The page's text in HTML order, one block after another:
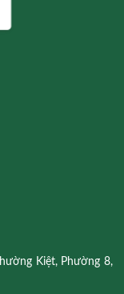
Kiệt, Phường 8,